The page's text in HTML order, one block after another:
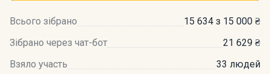
Всього зібрано
15 634 з 15 000 ₴
Зібрано через чат-бот
21 629 ₴
Взяло участь
33 людей